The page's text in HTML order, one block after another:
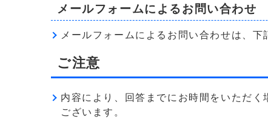
メールフォームによるお問い合わせ
メールフォームによるお問い合わせは、
ご注意
内容により、回答までにお時間をいただ
ございます。